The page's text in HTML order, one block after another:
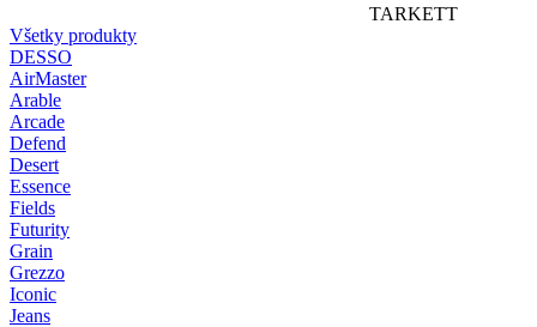
TARKETT
Všetky produkty
DESSO
AirMaster
Arable
Arcade
Defend
Desert
Essence
Fields
Futurity
Grain
Grezzo
Iconic
Jeans